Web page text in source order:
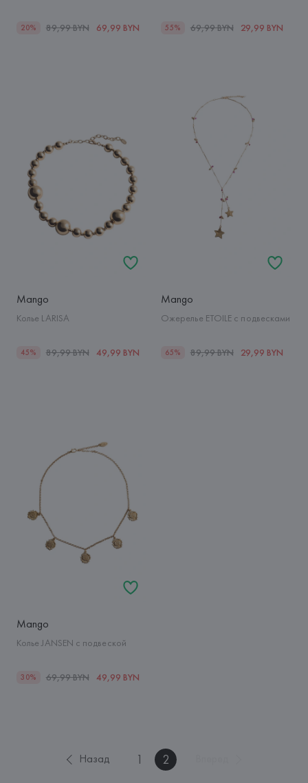
20% 89,99 BYN 69,99 BYN 55% 69,99 BYN 29,99 BYN
Mango
Колье LARISA
45% 89,99 BYN 49,99 BYN
Mango
Ожерелье ETOILE с подвесками
65% 89,99 BYN 29,99 BYN
Mango
Колье JANSEN с подвеской
30% 69,99 BYN 49,99 BYN
Назад 1 2